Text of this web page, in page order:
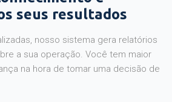
seus resultados
nosso sistema gera relatórios
a sua operação. Você tem maior
na hora de tomar uma decisão de